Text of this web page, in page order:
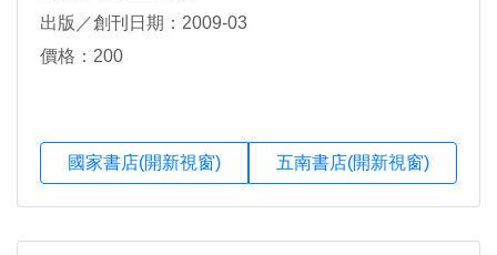
出版／創刊日期：2009-03
價格：200
國家書店(開新視窗) 五南書店(開新視窗)